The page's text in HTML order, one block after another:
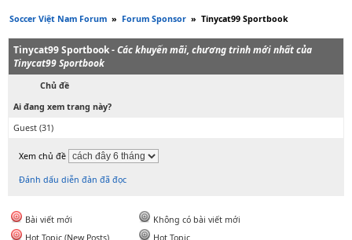
Soccer Việt Nam Forum » Forum Sponsor » Tinycat99 Sportbook
Tinycat99 Sportbook -Các khuyến mãi, chương trình mới nhất của
Tinycat99 Sportbook
Chủ đề
Ai đang xem trang này?
Guest (31)
Xem chủ đề
Đánh dấu diễn đàn đã đọc
Bài viết mới
Không có bài viết mới
Hot Topic (New Posts)
Hot Topic